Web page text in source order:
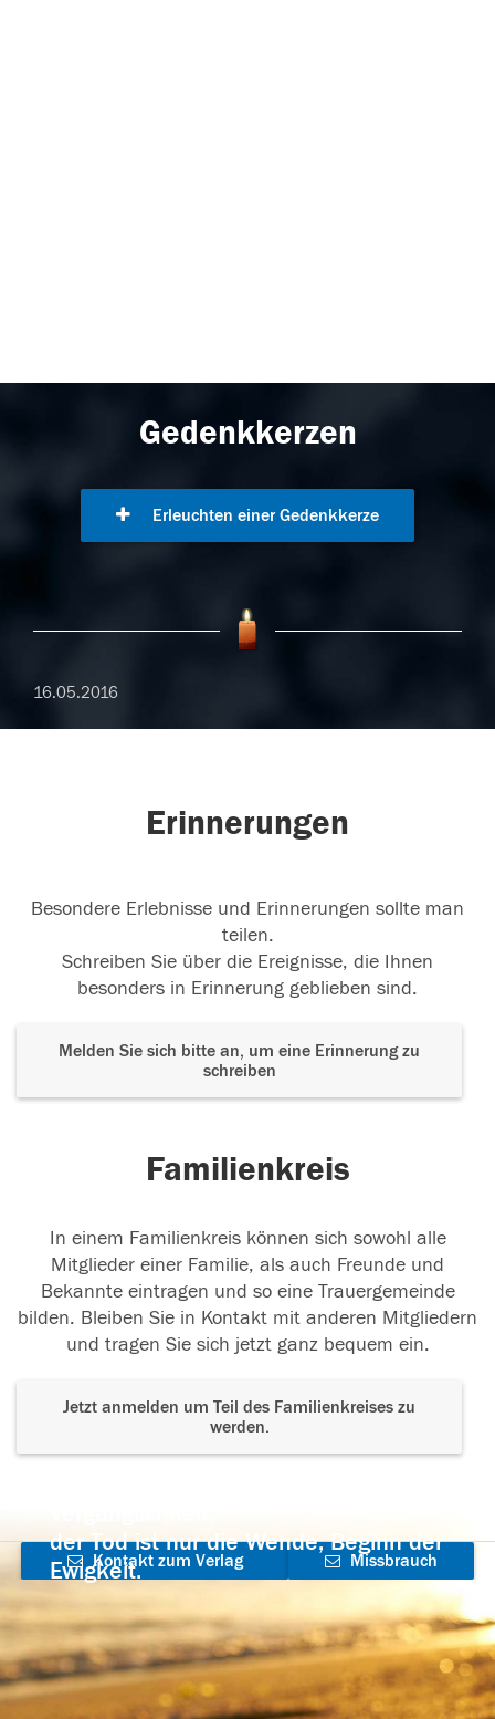
Gedenkkerzen
Erleuchten einer Gedenkkerze
16.05.2016
Erinnerungen
Besondere Erlebnisse und Erinnerungen sollte man
teilen.
Schreiben Sie über die Ereignisse, die Ihnen
besonders in Erinnerung geblieben sind.
Melden Sie sich bitte an, um eine Erinnerung zu
schreiben
Familienkreis
In einem Familienkreis können sich sowohl alle
Mitglieder einer Familie, als auch Freunde und
Bekannte eintragen und so eine Trauergemeinde
bilden. Bleiben Sie in Kontakt mit anderen Mitgliedern
und tragen Sie sich jetzt ganz bequem ein.
Jetzt anmelden um Teil des Familienkreises zu
werden.
der Tod ist nur die Wende, Beginn der
Ewigkeit.
Kontakt zum Verlag
aufnehmen
Missbrauch